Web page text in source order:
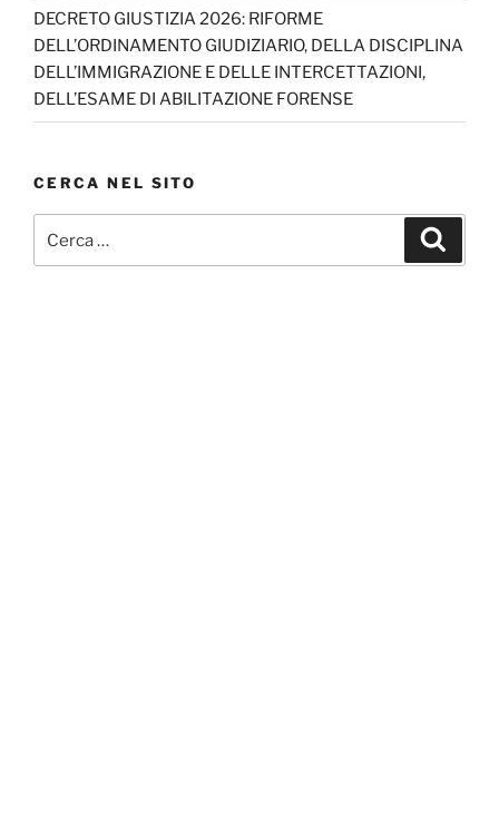
DECRETO GIUSTIZIA 2026: RIFORME
DELL’ORDINAMENTO GIUDIZIARIO, DELLA DISCIPLINA
DELL’IMMIGRAZIONE E DELLE INTERCETTAZIONI,
DELL’ESAME DI ABILITAZIONE FORENSE
CERCA NEL SITO